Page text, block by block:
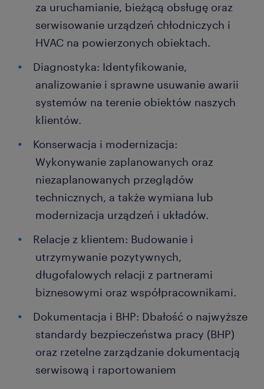
za uruchamianie, bieżącą obsługę oraz
serwisowanie urządzeń chłodniczych i
HVAC na powierzonych obiektach.
Diagnostyka: Identyfikowanie,
analizowanie i sprawne usuwanie awarii
systemów na terenie obiektów naszych
klientów.
Konserwacja i modernizacja:
Wykonywanie zaplanowanych oraz
niezaplanowanych przeglądów
technicznych, a także wymiana lub
modernizacja urządzeń i układów.
Relacje z klientem: Budowanie i
utrzymywanie pozytywnych,
długofalowych relacji z partnerami
biznesowymi oraz współpracownikami.
Dokumentacja i BHP: Dbałość o najwyższe
standardy bezpieczeństwa pracy (BHP)
oraz rzetelne zarządzanie dokumentacją
serwisową i raportowaniem